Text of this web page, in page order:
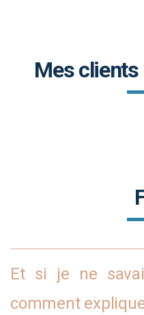
Mes clients
Et si je ne
comment